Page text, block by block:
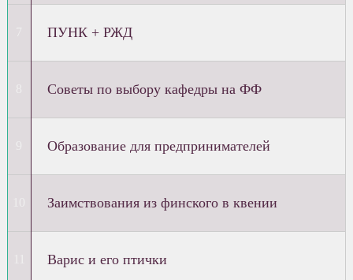
ПУНК + РЖД
Советы по выбору кафедры на ФФ
Образование для предпринимателей
Заимствования из финского в квении
Варис и его птички